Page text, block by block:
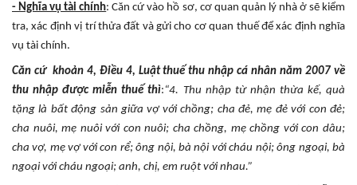
- Nghĩa vụ tài chính: Căn cứ vào hồ sơ, cơ quan quản lý nhà ở sẽ kiểm
tra, xác định vị trí thửa đất và gửi cho cơ quan thuế để xác định nghĩa
vụ tài chính.
Căn cứ khoản 4, Điều 4, Luật thuế thu nhập cá nhân năm 2007 về
thu nhập được miễn thuế thì: “4. Thu nhập từ nhận thừa kế, quà
tặng là bất động sản giữa vợ với chồng; cha đẻ, mẹ đẻ với con đẻ;
cha nuôi, mẹ nuôi với con nuôi; cha chồng, mẹ chồng với con dâu;
cha vợ, mẹ vợ với con rể; ông nội, bà nội với cháu nội; ông ngoại, bà
ngoại với cháu ngoại; anh, chị, em ruột với nhau.”